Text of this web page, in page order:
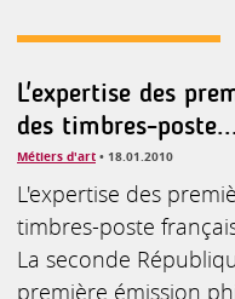
L'expertise des
des timbres-poste...
Métiers d'art • 18.01.2010
L'expertise des
timbres-poste
La seconde
première émission